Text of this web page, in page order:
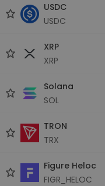
USDC
USDC
XRP
XRP
Solana
SOL
TRON
TRX
Figure Heloc
FIGR_HELOC